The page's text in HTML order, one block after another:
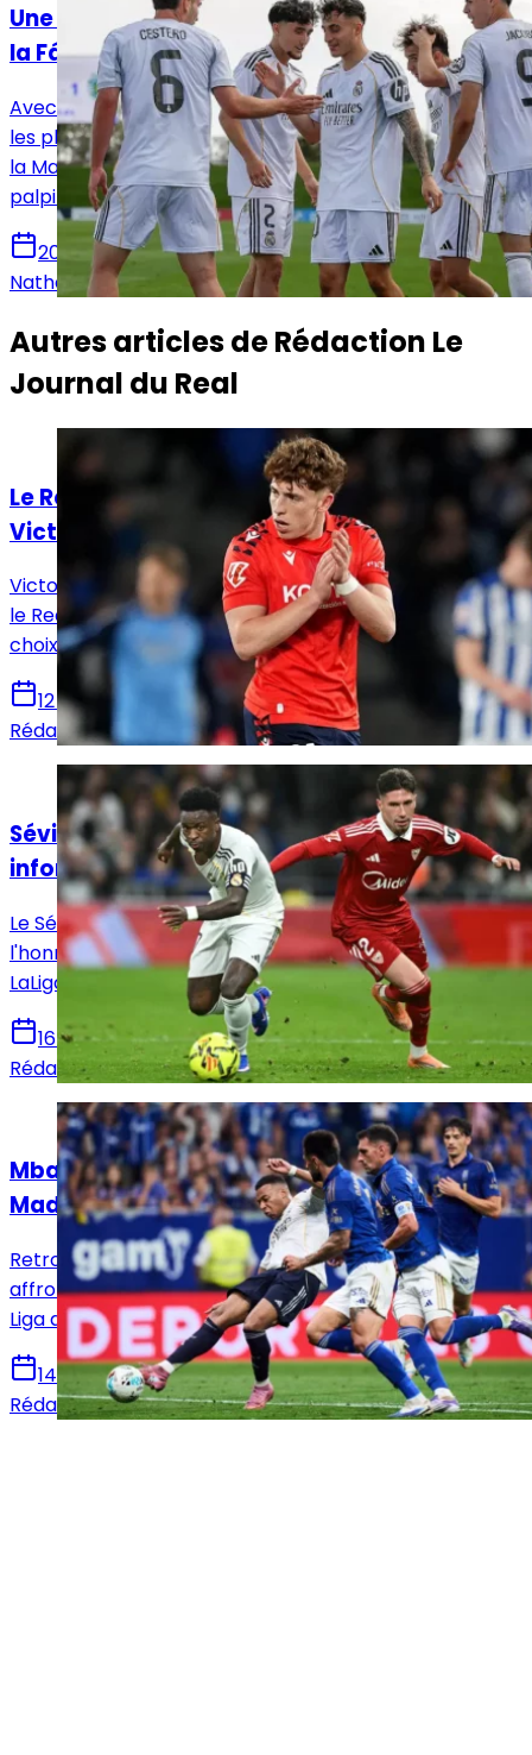
Une semaine de nouveau importante pour
la Fábrica du Real Madrid
Avec un Real Madrid Castilla toujours en course pour
les playoffs et le Juvenil A qui vise un triplé historique,
la Maison Blanche va encore vivre une semaine
palpitante.
20 mai 2026
Nathan Beltron
Autres articles deRédaction Le
Journal du Real
Le Real Madrid face à un dilemme pour
Victor Muñoz
Victor Muñoz attire les regards en Navarre, tandis que
le Real Madrid prépare un possible rapatriement, un
choix qui pourrait remodeler l’offensive madrilène.
12 juin 2026
Rédaction Le Journal du Real
Actualités
Séville - Real Madrid : Horaire, chaînes et
informations sur le match !
Le Séville FC reçoit ce dimanche le Real Madrid en
l'honneur de la 37e et avant-dernière journée de
LaLiga. Voici toutes les infos pour suivre la rencontre.
16 mai 2026
Rédaction Le Journal du Real
Actualités
Mbappé sur le banc : le XI titulaire du Real
Madrid face au Real Oviedo !
Retrouvez la composition officielle du Real Madrid pour
affronter le Real Oviedo en vue de la 36e journée de
Liga avec notamment le retour de Mbappé.
14 mai 2026
Rédaction Le Journal du Real